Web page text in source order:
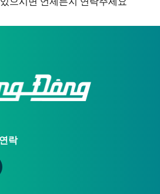
으시면 언제든지 연락주세요
락